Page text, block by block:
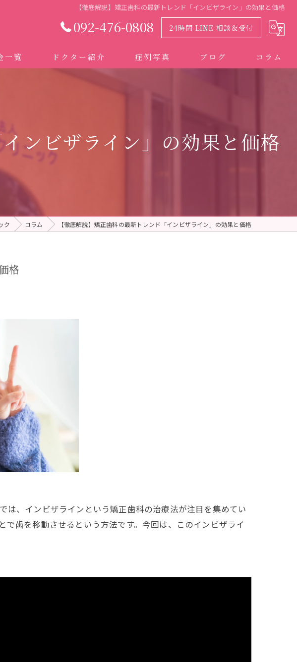
【徹底解説】矯正歯科の最新トレンド「インビザライン」の効果と価格
092-476-0808 24時間 LINE 相談＆受付
臓ブラシ
一覧 ドクター紹介 症例写真 ブログ コラム
ンビザライン」の効果と価格
ク コラム 【徹底解説】矯正歯科の最新トレンド「インビザライン」の効果と価格
格
、インビザラインという矯正歯科の治療法が注目を集めてい
歯を移動させるという方法です。今回は、このインビザライ